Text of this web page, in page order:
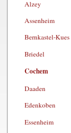
Alzey
Assenheim
Bernkastel-Kues
Briedel
Cochem
Daaden
Edenkoben
Essenheim